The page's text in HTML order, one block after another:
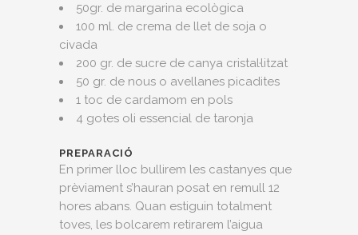
50gr. de margarina ecològica
100 ml. de crema de llet de soja o
civada
200 gr. de sucre de canya cristal·litzat
50 gr. de nous o avellanes picadites
1 toc de cardamom en pols
4 gotes oli essencial de taronja
PREPARACIÓ
En primer lloc bullirem les castanyes que
prèviament s’hauran posat en remull 12
hores abans. Quan estiguin totalment
toves, les bolcarem retirarem l’aigua